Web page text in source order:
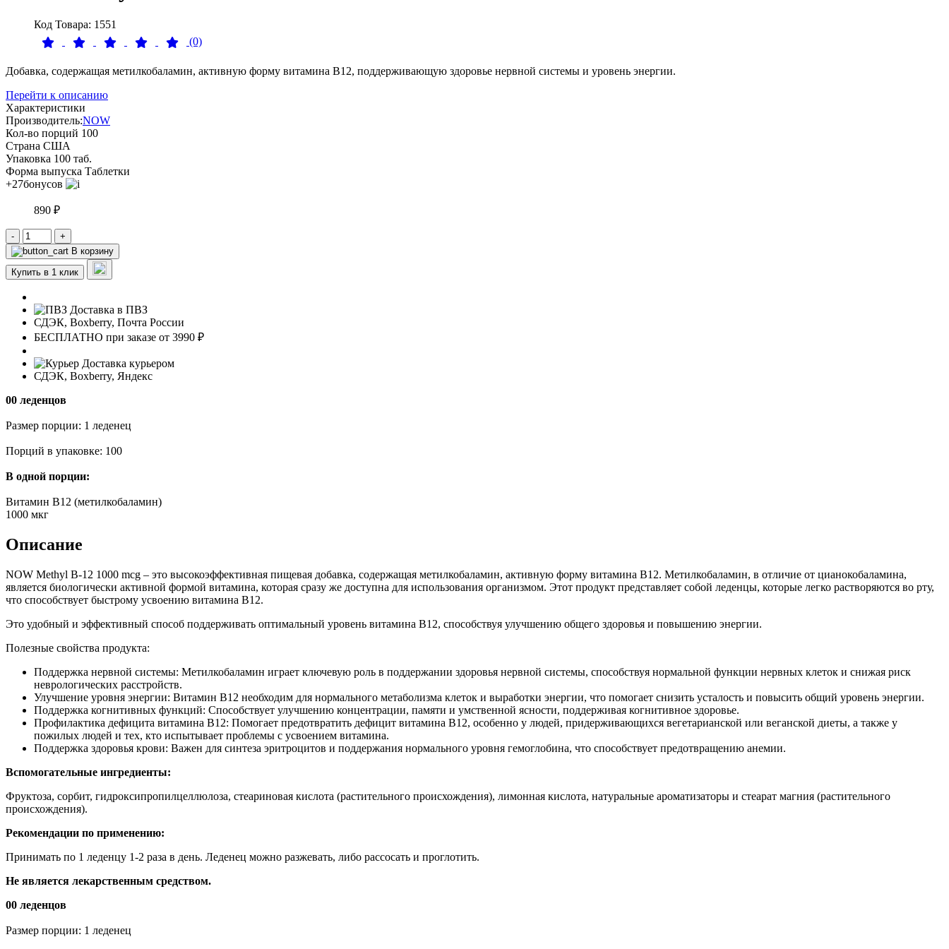
Код Товара: 1551
(0)
Добавка, содержащая метилкобаламин, активную форму витамина B12, поддерживающую здоровье нервной системы и уровень энергии.
Перейти к описанию
Характеристики
Производитель:NOW
Кол-во порций 100
Страна США
Упаковка 100 таб.
Форма выпуска Таблетки
+27бонусов
890 ₽
-
+
В корзину
Купить в 1 клик
Доставка в ПВЗ
СДЭК, Boxberry, Почта России
БЕСПЛАТНО при заказе от 3990 ₽
Доставка курьером
СДЭК, Boxberry, Яндекс
00 леденцов
Размер порции: 1 леденец
Порций в упаковке: 100
В одной порции:
Витамин В12 (метилкобаламин)
1000 мкг
Описание
NOW Methyl B-12 1000 mcg – это высокоэффективная пищевая добавка, содержащая метилкобаламин, активную форму витамина B12. Метилкобаламин, в отличие от цианокобаламина,
является биологически активной формой витамина, которая сразу же доступна для использования организмом. Этот продукт представляет собой леденцы, которые легко растворяются во рту,
что способствует быстрому усвоению витамина B12.
Это удобный и эффективный способ поддерживать оптимальный уровень витамина B12, способствуя улучшению общего здоровья и повышению энергии.
Полезные свойства продукта:
Поддержка нервной системы: Метилкобаламин играет ключевую роль в поддержании здоровья нервной системы, способствуя нормальной функции нервных клеток и снижая риск
неврологических расстройств.
Улучшение уровня энергии: Витамин B12 необходим для нормального метаболизма клеток и выработки энергии, что помогает снизить усталость и повысить общий уровень энергии.
Поддержка когнитивных функций: Способствует улучшению концентрации, памяти и умственной ясности, поддерживая когнитивное здоровье.
Профилактика дефицита витамина B12: Помогает предотвратить дефицит витамина B12, особенно у людей, придерживающихся вегетарианской или веганской диеты, а также у
пожилых людей и тех, кто испытывает проблемы с усвоением витамина.
Поддержка здоровья крови: Важен для синтеза эритроцитов и поддержания нормального уровня гемоглобина, что способствует предотвращению анемии.
Вспомогательные ингредиенты:
Фруктоза, сорбит, гидроксипропилцеллюлоза, стеариновая кислота (растительного происхождения), лимонная кислота, натуральные ароматизаторы и стеарат магния (растительного
происхождения).
Рекомендации по применению:
Принимать по 1 леденцу 1-2 раза в день. Леденец можно разжевать, либо рассосать и проглотить.
Не является лекарственным средством.
00 леденцов
Размер порции: 1 леденец